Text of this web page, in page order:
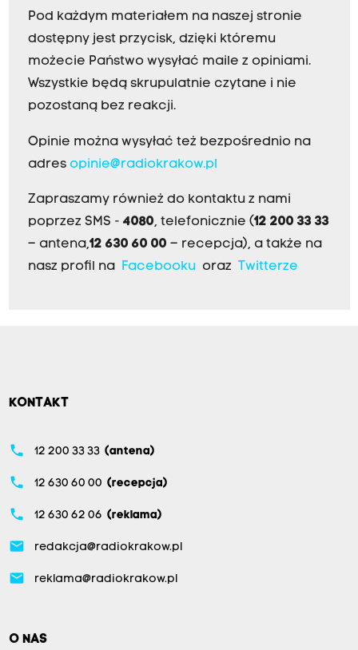
Pod każdym materiałem na naszej stronie
dostępny jest przycisk, dzięki któremu
możecie Państwo wysyłać maile z opiniami.
Wszystkie będą skrupulatnie czytane i nie
pozostaną bez reakcji.
Opinie można wysyłać też bezpośrednio na
adres opinie@radiokrakow.pl
Zapraszamy również do kontaktu z nami
poprzez SMS - 4080, telefonicznie (12 200 33 33
– antena,12 630 60 00 – recepcja), a także na
nasz profil na
Facebookuoraz Twitterze
KONTAKT
phone 12 200 33 33 (antena)
phone 12 630 60 00 (recepcja)
phone 12 630 62 06 (reklama)
email redakcja@radiokrakow.pl
email reklama@radiokrakow.pl
O NAS